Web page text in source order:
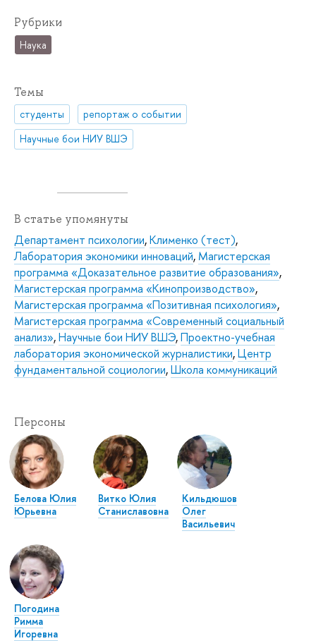
Рубрики
Наука
Темы
студенты
репортаж о событии
Научные бои НИУ ВШЭ
В статье упомянуты
Департамент психологии,Клименко (тест),
Лаборатория экономики инноваций, Магистерская
программа «Доказательное развитие образования»,
Магистерская программа «Кинопроизводство»,
Магистерская программа «Позитивная психология»,
Магистерская программа «Современный социальный
анализ»,Научные бои НИУ ВШЭ,Проектно-учебная
лаборатория экономической журналистики,Центр
фундаментальной социологии,Школа коммуникаций
Персоны
Белова Юлия
Юрьевна
Витко Юлия
Станиславовна
Кильдюшов
Олег
Васильевич
Погодина
Римма
Игоревна